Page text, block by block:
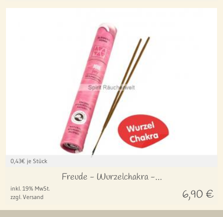
0,43€ je Stück
Freude - Wurzelchakra -…
inkl. 19% MwSt.
zzgl. Versand
6,90 €